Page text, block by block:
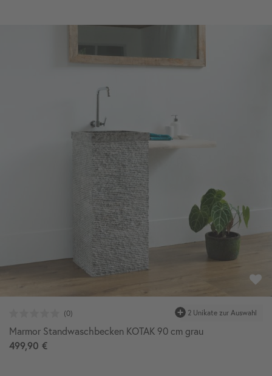
Marmor Standwaschbecken KOTAK 90 cm grau
499,90 €